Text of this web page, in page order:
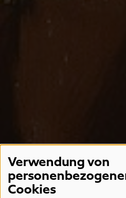
Verwendung von
Cookies